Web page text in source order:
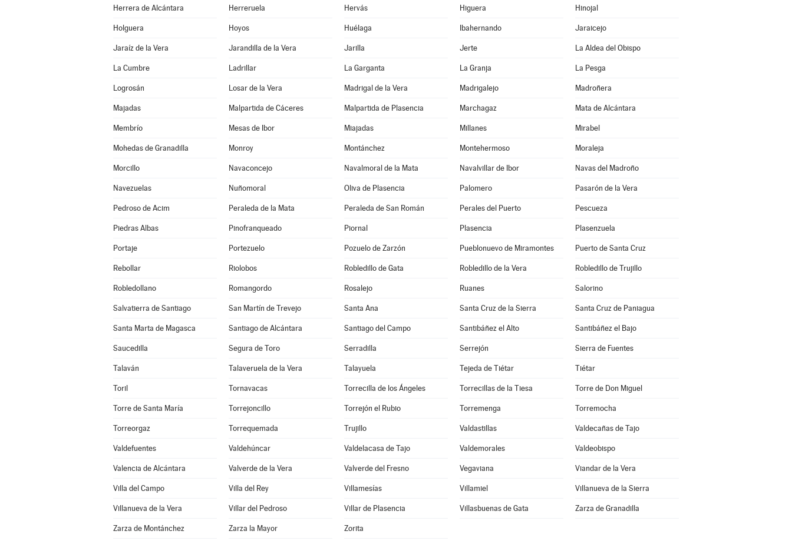
Herrera de Alcántara Herreruela Hervás Higuera Hinojal
Holguera Hoyos Huélaga Ibahernando Jaraicejo
Jaraíz de la Vera Jarandilla de la Vera Jarilla Jerte La Aldea del Obispo
La Cumbre Ladrillar La Garganta La Granja La Pesga
Logrosán Losar de la Vera Madrigal de la Vera Madrigalejo Madroñera
Majadas Malpartida de Cáceres Malpartida de Plasencia Marchagaz Mata de Alcántara
Membrío Mesas de Ibor Miajadas Millanes Mirabel
Mohedas de Granadilla Monroy Montánchez Montehermoso Moraleja
Morcillo Navaconcejo Navalmoral de la Mata Navalvillar de Ibor Navas del Madroño
Navezuelas Nuñomoral Oliva de Plasencia Palomero Pasarón de la Vera
Pedroso de Acim Peraleda de la Mata Peraleda de San Román Perales del Puerto Pescueza
Piedras Albas Pinofranqueado Piornal Plasencia Plasenzuela
Portaje Portezuelo Pozuelo de Zarzón Pueblonuevo de Miramontes Puerto de Santa Cruz
Rebollar Riolobos Robledillo de Gata Robledillo de la Vera Robledillo de Trujillo
Robledollano Romangordo Rosalejo Ruanes Salorino
Salvatierra de Santiago San Martín de Trevejo Santa Ana Santa Cruz de la Sierra Santa Cruz de Paniagua
Santa Marta de Magasca Santiago de Alcántara Santiago del Campo Santibáñez el Alto Santibáñez el Bajo
Saucedilla Segura de Toro Serradilla Serrejón Sierra de Fuentes
Talaván Talaveruela de la Vera Talayuela Tejeda de Tiétar Tiétar
Toril Tornavacas Torrecilla de los Ángeles Torrecillas de la Tiesa Torre de Don Miguel
Torre de Santa María Torrejoncillo Torrejón el Rubio Torremenga Torremocha
Torreorgaz Torrequemada Trujillo Valdastillas Valdecañas de Tajo
Valdefuentes Valdehúncar Valdelacasa de Tajo Valdemorales Valdeobispo
Valencia de Alcántara Valverde de la Vera Valverde del Fresno Vegaviana Viandar de la Vera
Villa del Campo Villa del Rey Villamesías Villamiel Villanueva de la Sierra
Villanueva de la Vera Villar del Pedroso Villar de Plasencia Villasbuenas de Gata Zarza de Granadilla
Zarza de Montánchez Zarza la Mayor Zorita